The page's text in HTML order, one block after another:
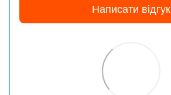
Написати відгук